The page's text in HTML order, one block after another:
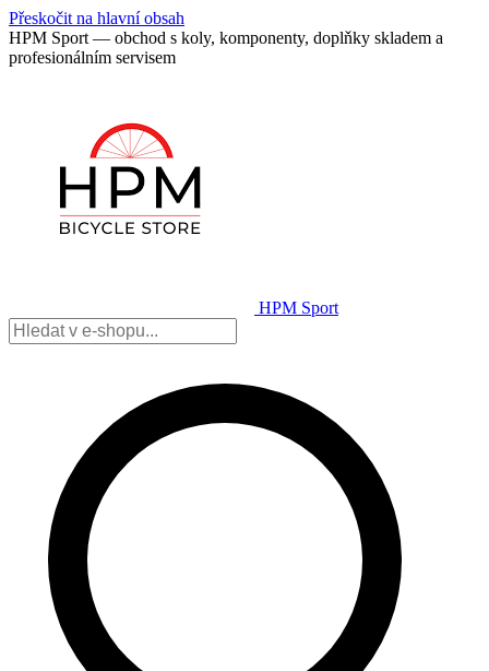
Přeskočit na hlavní obsah
HPM Sport — obchod s koly, komponenty, doplňky skladem a
profesionálním servisem
HPM Sport